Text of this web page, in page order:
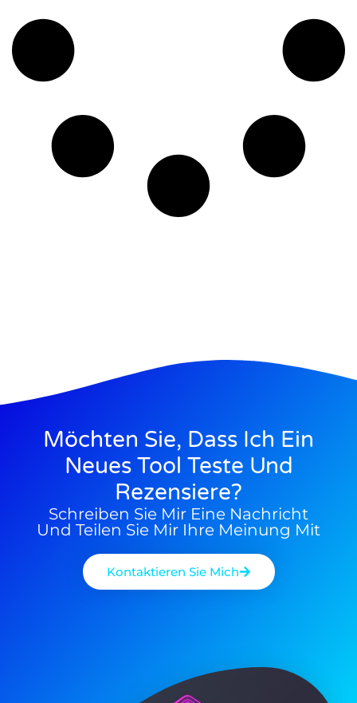
Möchten Sie, Dass Ich Ein
Neues Tool Teste Und
Rezensiere?
Schreiben Sie Mir Eine Nachricht
Und Teilen Sie Mir Ihre Meinung Mit
Kontaktieren Sie Mich